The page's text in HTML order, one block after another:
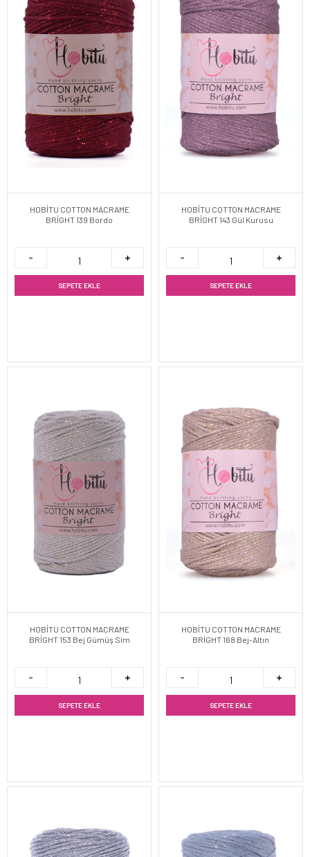
HOBİTU COTTON MACRAME
BRİGHT 139 Bordo
SEPETE EKLE
HOBİTU COTTON MACRAME
BRİGHT 143 Gül Kurusu
SEPETE EKLE
HOBİTU COTTON MACRAME
BRİGHT 153 Bej Gümüş Sim
SEPETE EKLE
HOBİTU COTTON MACRAME
BRİGHT 168 Bej-Altın
SEPETE EKLE